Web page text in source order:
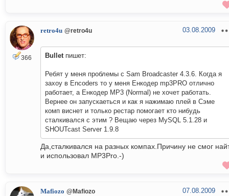
366
retro4u @retro4u 03.08.2009
Bulletпишет:
Ребят у меня проблемы c Sam Broadcaster 4.3.6. Когда я
захоу в Encoders то у меня Енкодер mp3PRO отлично
работает, а Енкодер MP3 (Normal) не хочет работать.
Вернее он запускаеться и как я нажимаю плей в Сэме
комп виснет и только рестар помогает кто нибудь
сталкивался с этим ? Вещаю через MySQL 5.1.28 и
SHOUTcast Server 1.9.8
Да,сталкивался на разных компах.Причину не смог
и использовал MP3Pro.-)
Mafiozo @Mafiozo 07.08.2009